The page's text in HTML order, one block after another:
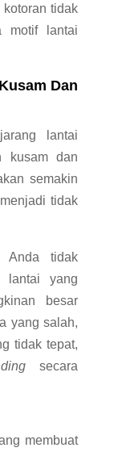
tidak
motif lantai
Dan
lantai
kusam dan
semakin
tidak
Anda tidak
lantai yang
besar
yang salah,
tidak tepat,
secara
membuat